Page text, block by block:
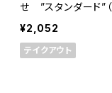
せ ”スタンダード”（
¥2,052
テイクアウト